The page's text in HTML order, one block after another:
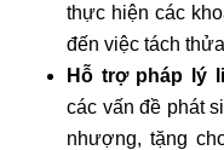
thực hiện các
đến việc tách
Hỗ trợ pháp lý
các vấn đề phát
nhượng, tặng